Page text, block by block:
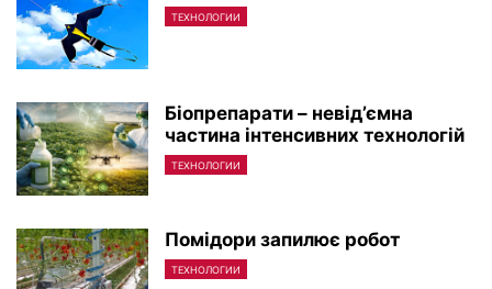
ТЕХНОЛОГИИ
Біопрепарати – невід’ємна
частина інтенсивних технологій
ТЕХНОЛОГИИ
Помідори запилює робот
ТЕХНОЛОГИИ